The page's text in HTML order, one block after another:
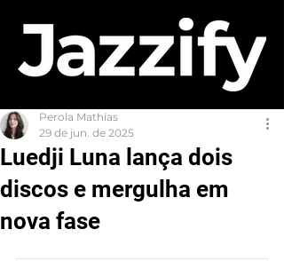
Luedji Luna lança dois
discos e mergulha em
nova fase
Perola Mathias
29 de jun. de 2025